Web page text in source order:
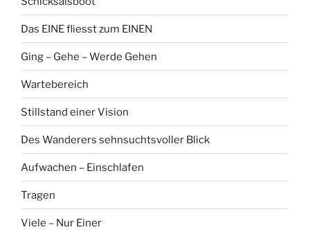
Das EINE fliesst zum EINEN
Ging – Gehe – Werde Gehen
Wartebereich
Stillstand einer Vision
Des Wanderers sehnsuchtsvoller Blick
Aufwachen – Einschlafen
Tragen
Viele – Nur Einer